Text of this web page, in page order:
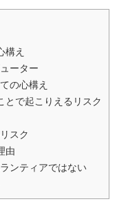
構え
ーター
の心構え
とで起こりえるリスク
スク
由
ンティアではない